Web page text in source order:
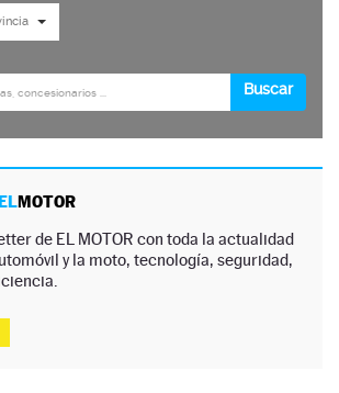
MOTOR
de EL MOTOR con toda la actualidad
y la moto, tecnología, seguridad,